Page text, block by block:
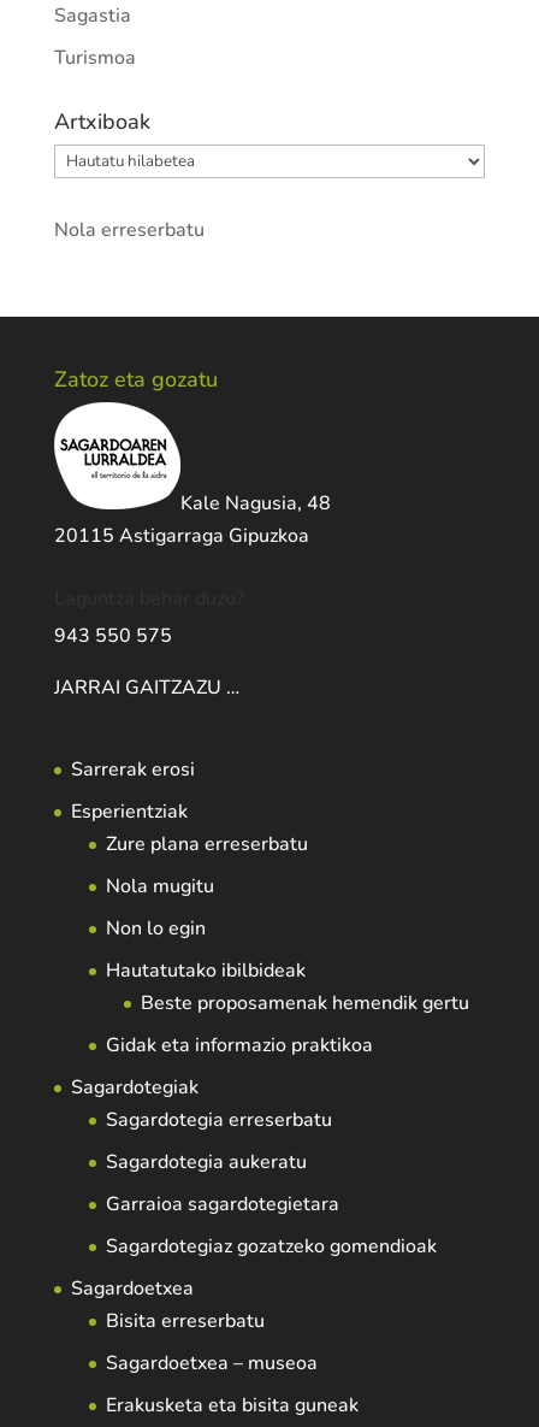
Sagastia
Turismoa
Artxiboak
Artxiboak
Nola erreserbatu
Zatoz eta gozatu
Kale Nagusia, 48
20115 Astigarraga Gipuzkoa
943 550 575
JARRAI GAITZAZU …
Sarrerak erosi
Esperientziak
Zure plana erreserbatu
Nola mugitu
Non lo egin
Hautatutako ibilbideak
Beste proposamenak hemendik gertu
Gidak eta informazio praktikoa
Sagardotegiak
Sagardotegia erreserbatu
Sagardotegia aukeratu
Garraioa sagardotegietara
Sagardotegiaz gozatzeko gomendioak
Sagardoetxea
Bisita erreserbatu
Sagardoetxea – museoa
Erakusketa eta bisita guneak